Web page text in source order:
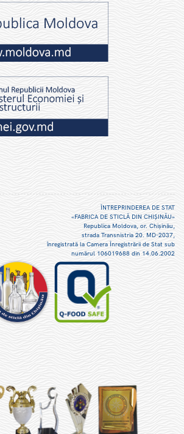
ÎNTREPRINDEREA DE STAT
«FABRICA DE STICLĂ DIN CHIŞINĂU»
Republica Moldova, or. Chişinău,
strada Transnistria 20. MD-2037,
înregistrată la Camera Înregistrării de Stat sub
numărul 106019688 din 14.06.2002